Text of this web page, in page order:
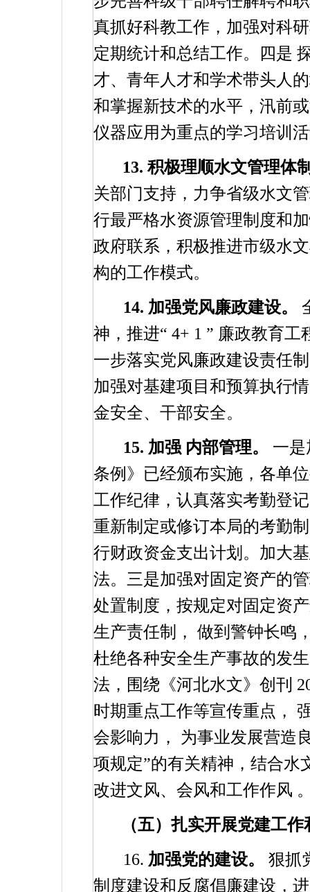
真抓好科教工作，加强对科
定期统计和总结工作。四是
才、青年人才和学术带头人
和掌握新技术的水平，汛前
仪器应用为重点的学习培训
13. 积极理顺水文管理体
关部门支持，力争省级水文
行最严格水资源管理制度和
政府联系，积极推进市级水
构的工作模式。
14. 加强党风廉政建设。
神，推进“ 4+ 1 ” 廉政教育工
一步落实党风廉政建设责任
加强对基建项目和预算执行
金安全、干部安全。
15. 加强 内部管理。
一
条例》已经颁布实施，各单
工作纪律，认真落实考勤登
重新制定或修订本局的考勤
行财政资金支出计划。加大
法。三是加强对固定资产的
处置制度，按规定对固定资
生产责任制，
做到警钟长鸣
杜绝各种安全生产事故的发
法，围绕《河北水文》创刊
时期重点工作等宣传重点，
会影响力，
为事业发展营造
项规定”的有关精神，结合水
改进文风、会风和工作作风
（五）扎实开展党建工
16. 加强党的建设。
狠抓
制度建设和反腐倡廉建设，